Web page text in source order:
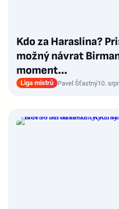
Kdo za Haraslína?
možný návrat
moment...
Liga mistrů Pavel Šťastný10.